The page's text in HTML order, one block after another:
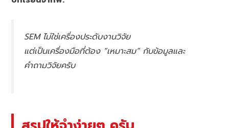
SEM ไม่ใช่เครื่องประดับงานวิจัย
แต่เป็นเครื่องมือที่ต้อง “เหมาะสม” กับข้อมูลและ
คำถามวิจัยครับ